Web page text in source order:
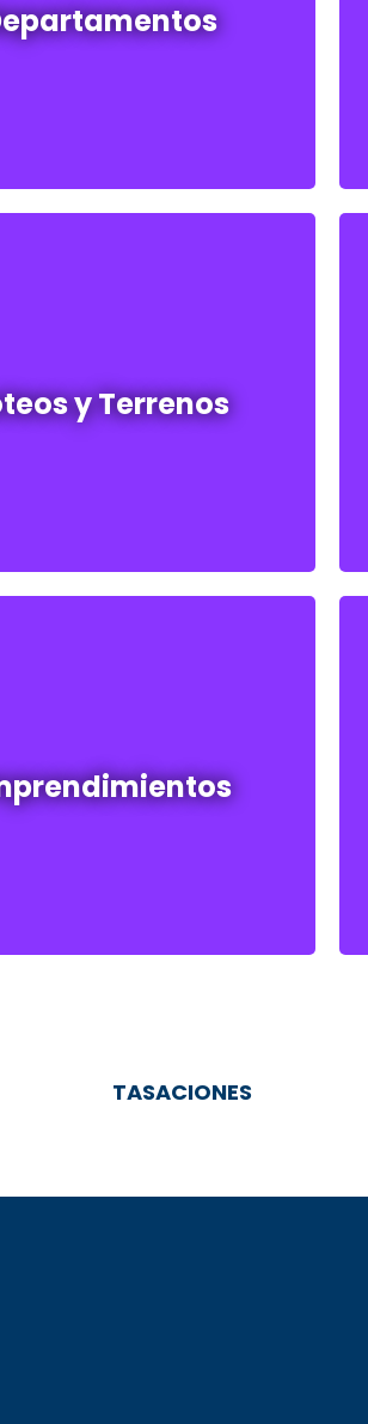
y Terrenos
TASACIONES